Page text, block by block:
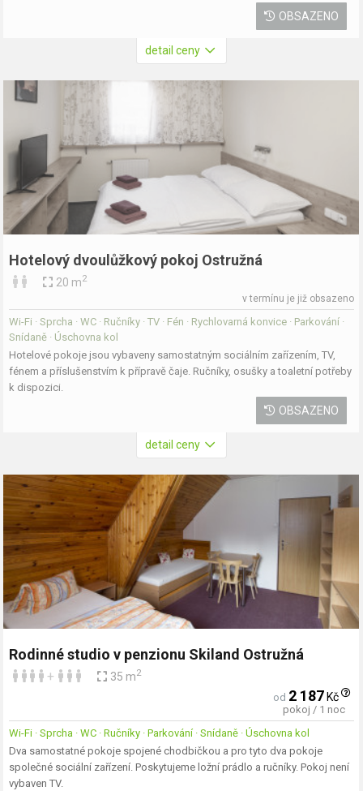
OBSAZENO
detail ceny
Hotelový dvoulůžkový pokoj Ostružná
20 m2
v termínu je již obsazeno
Wi-Fi · Sprcha · WC · Ručníky · TV · Fén · Rychlovarná konvice · Parkování ·
Snídaně · Úschovna kol
Hotelové pokoje jsou vybaveny samostatným sociálním zařízením, TV,
fénem a příslušenstvím k přípravě čaje. Ručníky, osušky a toaletní potřeby
k dispozici.
OBSAZENO
detail ceny
Rodinné studio v penzionu Skiland Ostružná
+ 35 m2
od 2 187Kč
pokoj / 1 noc
Wi-Fi · Sprcha · WC · Ručníky · Parkování · Snídaně · Úschovna kol
Dva samostatné pokoje spojené chodbičkou a pro tyto dva pokoje
společné sociální zařízení. Poskytujeme ložní prádlo a ručníky. Pokoj není
vybaven TV.